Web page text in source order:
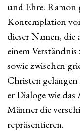
und Ehre. Ramon
Kontemplation
dieser Namen, die
einem
sowie zwischen
Christen gelangen
er Dialoge wie das
Männer die
repräsentieren.